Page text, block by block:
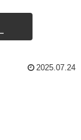
2025.07.24